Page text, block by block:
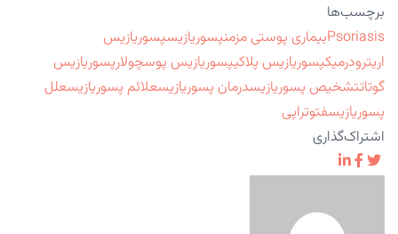
برچسب‌ها
Psoriasisبیماری پوستی مزمنپسوریازیسپسوریازیس
اریترودرمیکپسوریازیس پلاکیپسوریازیس پوسچولارپسوریازیس
گوتاتتشخیص پسوریازیسدرمان پسوریازیسعلائم پسوریازیسعلل
پسوریازیسفتوتراپی
اشتراک‌گذاری